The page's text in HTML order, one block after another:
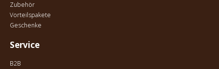
Zubehör
Vorteilspakete
Geschenke
Service
B2B